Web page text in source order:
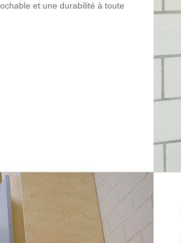
et une durabilité à toute